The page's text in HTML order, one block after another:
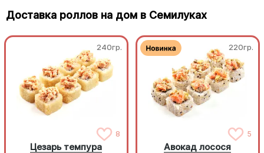
Доставка роллов на дом в Семилуках
240гр.
8
Цезарь темпура
220гр.
5
Авокад лосося